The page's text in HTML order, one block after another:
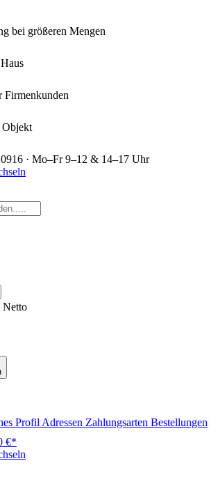
bei größeren Mengen
Firmenkunden
Objekt
· Mo–Fr 9–12 & 14–17 Uhr
Netto
Profil Adressen Zahlungsarten Bestellungen
€*